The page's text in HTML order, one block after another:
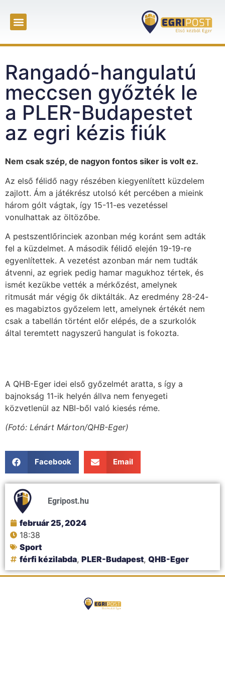
Rangadó-hangulatú
meccsen győzték le
a PLER-Budapestet
az egri kézis fiúk
Nem csak szép, de nagyon fontos siker is volt ez.
Az első félidő nagy részében kiegyenlített küzdelem
zajlott. Ám a játékrész utolsó két percében a mieink
három gólt vágtak, így 15-11-es vezetéssel
vonulhattak az öltözőbe.
A pestszentlőrinciek azonban még koránt sem adták
fel a küzdelmet. A második félidő elején 19-19-re
egyenlítettek. A vezetést azonban már nem tudták
átvenni, az egriek pedig hamar magukhoz tértek, és
ismét kezükbe vették a mérkőzést, amelynek
ritmusát már végig ők diktálták. Az eredmény 28-24-
es magabiztos győzelem lett, amelynek értékét nem
csak a tabellán történt előr elépés, de a szurkolók
által teremtett nagyszerű hangulat is fokozta.
A QHB-Eger idei első győzelmét aratta, s így a
bajnokság 11-ik helyén állva nem fenyegeti
közvetlenül az NBI-ből való kiesés réme.
(Fotó: Lénárt Márton/QHB-Eger)
Facebook Email
Egripost.hu
február 25, 2024
18:38
Sport
férfi kézilabda, PLER-Budapest, QHB-Eger